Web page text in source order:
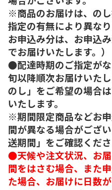
※商品のお届けは、の
指定の有無により異な
お申込み分は、お申込
でお届けいたします。）
●配達時期のご指定が
旬以降順次お届けいた
のし」をご希望の場合
いたします。
※期間限定商品などお
間が異なる場合がござ
送期間」をご確認くださ
●天候や注文状況、お
間をはさむ場合、また
た場合、お届けに日数